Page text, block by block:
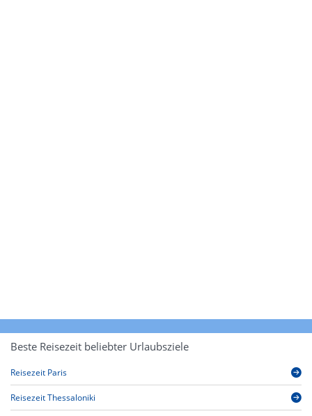
Beste Reisezeit beliebter Urlaubsziele
Reisezeit Paris
Reisezeit Thessaloniki